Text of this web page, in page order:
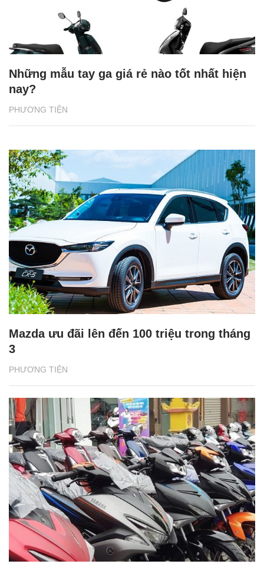
PHƯƠNG TIỆN
Những mẫu tay ga giá rẻ nào tốt nhất hiện
nay?
PHƯƠNG TIỆN
Mazda ưu đãi lên đến 100 triệu trong tháng
3